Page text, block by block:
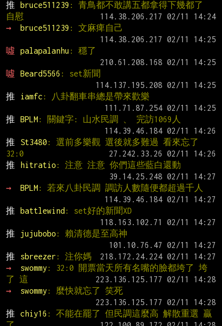
推
bruce511239 : 青鳥都不敢講五都拿得下幾都了
自慰
→
bruce511239 : 文麻痺自己
噓
palapalanhu : 穩了
噓
Beard5566 : set新聞
推
iamfc : 八卦翻車串總是帶來歡樂
推
BPLM: 關鍵字: 山水民調 、 完訪1069人
推
St3480 : 選前多樂觀 選後就多難過 看來忘了
32:0
推
hitratio : 注意 注意 你們這些藍白還動
→
BPLM: 若來八卦民調 調訪人數隨便都超過千人
推
battlewind : set好的新聞XD
推
jujubobo : 賴清德是至高神
推
sbreezer : 注你媽
→
swommy : 32:0 開票當天所有名嘴的臉都垮了 垮
了 這
→
swommy : 麼快就忘了 笑死
推
chiy16 : 不能在罷了 但民調這麼高 解散重選 贏